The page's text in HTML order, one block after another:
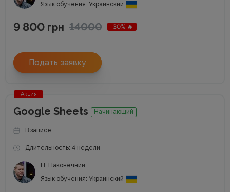
Язык обучения: Украинский
9 800 грн 14000 -30% 🔥
Подать заявку
Акция
Google Sheets Начинающий
В записе
Длительность: 4 недели
Н. Наконечний
Язык обучения: Украинский